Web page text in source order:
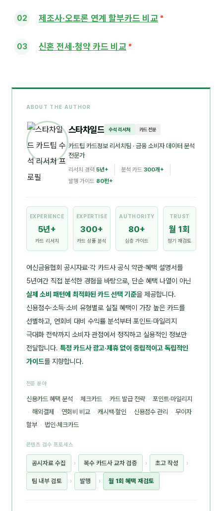
제조사·오토론 연계 할부카드 비교
신혼 전세·청약 카드 비교
ABOUT THE AUTHOR
스타차일드 수석 리서처 카드 전문
카드팁 카드정보 리서치팀 · 금융 소비자 데이터 분석
전문가
리서치 경력 5년+ 분석 카드 300개+
발행 가이드 80편+
EXPERIENCE
5년+
카드 리서치
EXPERTISE
300+
카드 상품 분석
AUTHORITY
80+
심층 가이드
TRUST
월 1회
정기 재검토
여신금융협회 공시자료·각 카드사 공식 약관·혜택 설명서를
5년여간 직접 분석한 경험을 바탕으로, 단순 혜택 나열이 아닌
실제 소비 패턴에 최적화된 카드 선택 기준을 제공합니다.
신용점수·소득·소비 유형별로 실질 혜택이 가장 높은 카드를
선별하고, 연회비 대비 수익률 분석부터 포인트·마일리지
극대화 전략까지 소비자 관점에서 정직하고 실용적인 정보만
전달합니다. 특정 카드사 광고·제휴 없이 중립적이고 독립적인
가이드를 지향합니다.
전문 분야
신용카드 혜택 분석 · 체크카드 · 카드 발급 전략 · 포인트·마일리지
· 해외결제 · 연회비 비교 · 캐시백·할인 · 신용점수 관리 · 무이자
할부 · 법인·체크카드
콘텐츠 검수 프로세스
공시자료 수집 › 복수 카드사 교차 검증 › 초고 작성 ›
팀 내부 검토 › 발행 › 월 1회 혜택 재검토